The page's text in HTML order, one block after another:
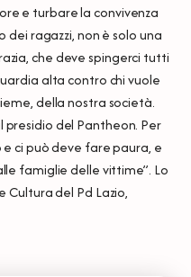
e turbare la convivenza
ragazzi, non è solo una
che deve spingerci tutti
alta contro chi vuole
della nostra società.
presidio del Pantheon. Per
ci può deve fare paura, e
famiglie delle vittime”. Lo
Cultura del Pd Lazio,